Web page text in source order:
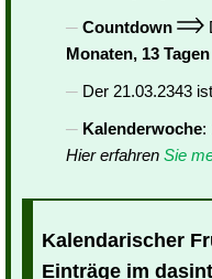
Countdown
Monaten, 13 Tagen
Der 21.03.2343
Kalenderwoche:
Hier erfahren Sie
Kalendarischer
Einträge im